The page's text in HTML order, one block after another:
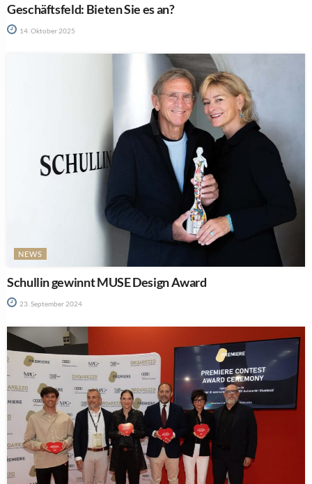
Geschäftsfeld: Bieten Sie es an?
14. Oktober 2025
NEWS
Schullin gewinnt MUSE Design Award
23. September 2024